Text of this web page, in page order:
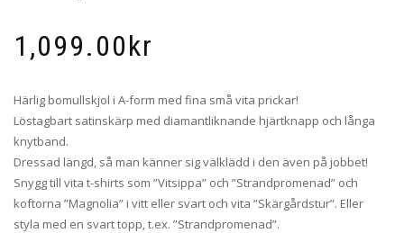
1,099.00kr
Härlig bomullskjol i A-form med fina små vita prickar!
Löstagbart satinskärp med diamantliknande hjärtknapp och långa
knytband.
Dressad längd, så man känner sig välklädd i den även på jobbet!
Snygg till vita t-shirts som ”Vitsippa” och ”Strandpromenad” och
koftorna ”Magnolia” i vitt eller svart och vita ”Skärgårdstur”. Eller
styla med en svart topp, t.ex. ”Strandpromenad”.